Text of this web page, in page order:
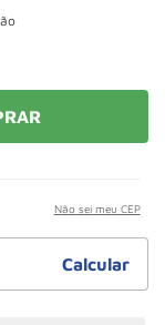
Não sei meu CEP